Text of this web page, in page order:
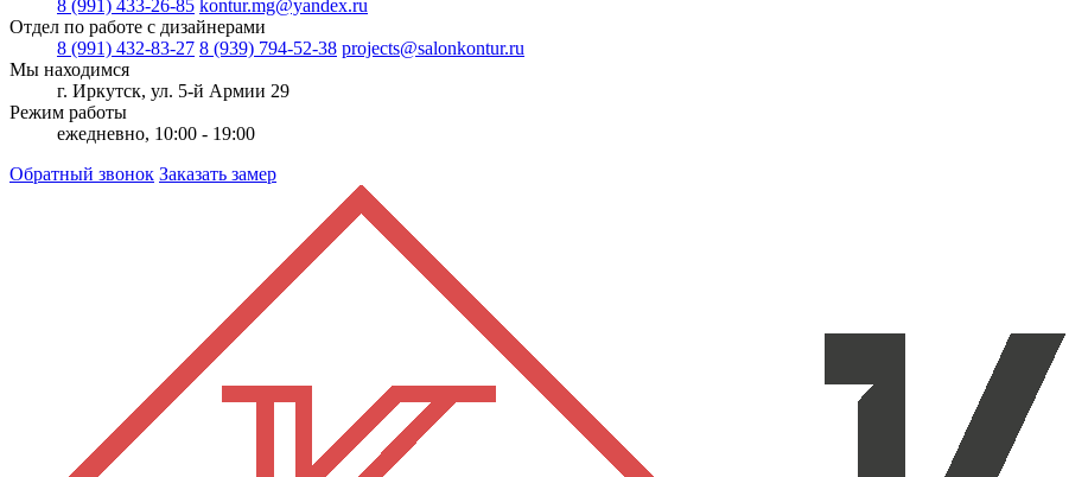
8 (991) 433-26-85 kontur.mg@yandex.ru
Отдел по работе с дизайнерами
8 (991) 432-83-27 8 (939) 794-52-38 projects@salonkontur.ru
Мы находимся
г. Иркутск, ул. 5-й Армии 29
Режим работы
ежедневно, 10:00 - 19:00
Обратный звонок Заказать замер